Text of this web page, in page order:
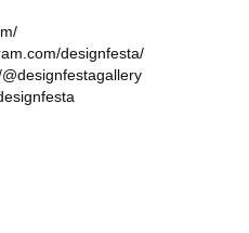
designfesta/